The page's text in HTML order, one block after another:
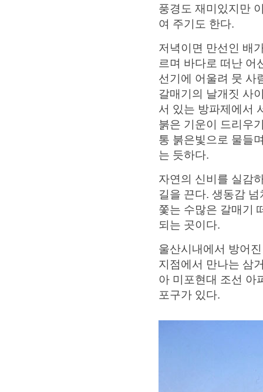
풍경도 재미있지만
여 주기도 한다.
저녁이면 만선인 배
르며 바다로 떠난 어
선기에 어울려 뭇 사
갈매기의 날개짓 사
서 있는 방파제에서
붉은 기운이 드리우
통 붉은빛으로 물들
는 듯하다.
자연의 신비를 실감
길을 끈다. 생동감
쫓는 수많은 갈매기
되는 곳이다.
울산시내에서 방어
지점에서 만나는 삼
아 미포현대 조선 아
포구가 있다.